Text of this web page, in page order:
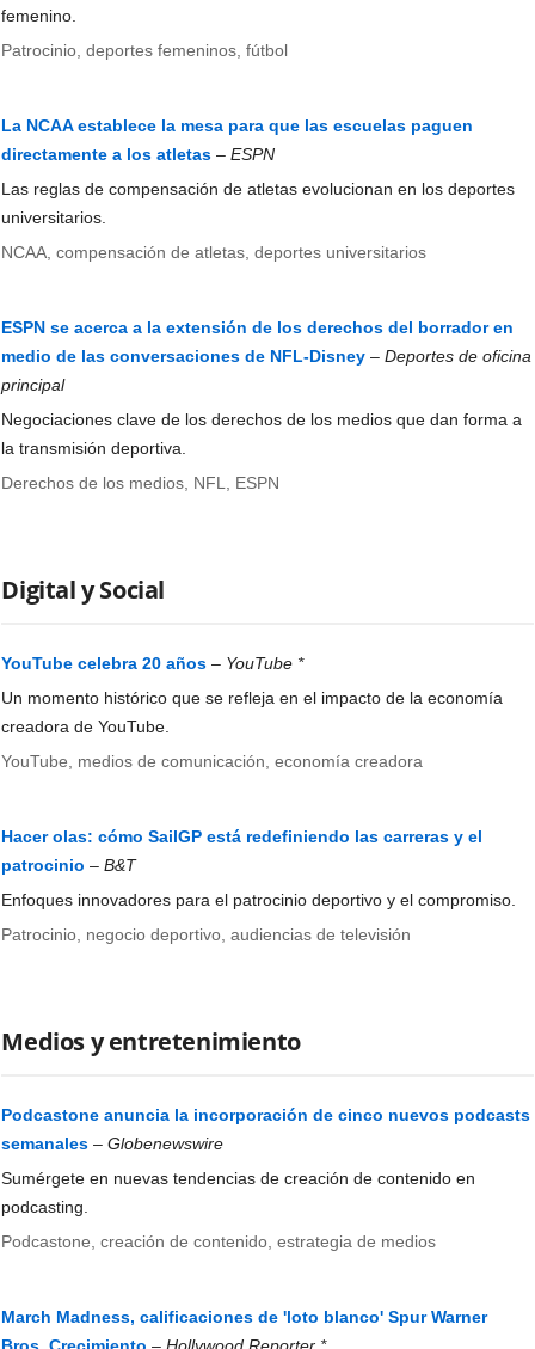
femenino.
Patrocinio, deportes femeninos, fútbol
La NCAA establece la mesa para que las escuelas paguen
directamente a los atletas –ESPN
Las reglas de compensación de atletas evolucionan en los deportes
universitarios.
NCAA, compensación de atletas, deportes universitarios
ESPN se acerca a la extensión de los derechos del borrador en
medio de las conversaciones de NFL-Disney –Deportes de oficina
principal
Negociaciones clave de los derechos de los medios que dan forma a
la transmisión deportiva.
Derechos de los medios, NFL, ESPN
Digital y Social
YouTube celebra 20 años – YouTube *
Un momento histórico que se refleja en el impacto de la economía
creadora de YouTube.
YouTube, medios de comunicación, economía creadora
Hacer olas: cómo SailGP está redefiniendo las carreras y el
patrocinio –B&T
Enfoques innovadores para el patrocinio deportivo y el compromiso.
Patrocinio, negocio deportivo, audiencias de televisión
Medios y entretenimiento
Podcastone anuncia la incorporación de cinco nuevos podcasts
semanales –Globenewswire
Sumérgete en nuevas tendencias de creación de contenido en
podcasting.
Podcastone, creación de contenido, estrategia de medios
March Madness, calificaciones de 'loto blanco' Spur Warner
Bros. Crecimiento – Hollywood Reporter *